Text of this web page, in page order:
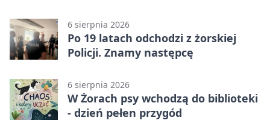
6 sierpnia 2026
Po 19 latach odchodzi z żorskiej
Policji. Znamy następcę
6 sierpnia 2026
W Żorach psy wchodzą do biblioteki
- dzień pełen przygód